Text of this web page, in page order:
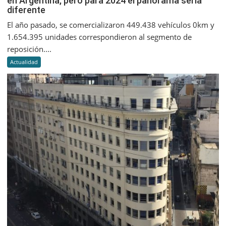
de
autos
en
pero
para
2024
sería
diferente
El año pasado, se comercializaron 449.438 vehículos 0km y
1.654.395 unidades correspondieron al segmento de
reposición....
Actualidad